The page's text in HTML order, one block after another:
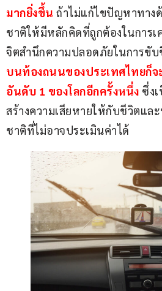
มากยิ่งขึ้น ถ้าไม่แก้ไขปัญหาทาง
ชาติให้มีหลักคิดที่ถูกต้องในการเ
จิตสำนึกความปลอดภัยในการขับ
บนท้องถนนของประเทศไทยก็
อันดับ 1 ของโลกอีกครั้งหนึ่ง ซึ่ง
สร้างความเสียหายให้กับชีวิตแล
ชาติที่ไม่อาจประเมินค่าได้